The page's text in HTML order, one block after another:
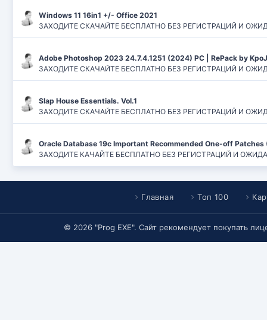
Windows 11 16in1 +/- Office 2021
ЗАХОДИТЕ СКАЧАЙТЕ БЕСПЛАТНО БЕЗ РЕГИСТРАЦИЙ И
Adobe Photoshop 2023 24.7.4.1251 (2024) PC | RePack by
ЗАХОДИТЕ СКАЧАЙТЕ БЕСПЛАТНО БЕЗ РЕГИСТРАЦИЙ И
Slap House Essentials. Vol.1
ЗАХОДИТЕ СКАЧАЙТЕ БЕСПЛАТНО БЕЗ РЕГИСТРАЦИЙ И
Oracle Database 19c Important Recommended One-off Patches
ЗАХОДИТЕ КАЧАЙТЕ БЕСПЛАТНО БЕЗ РЕГИСТРАЦИЙ И
Главная Топ 100
© 2026 "Prog EXE". Сайт рекомендует покупать